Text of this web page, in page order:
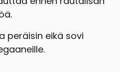
peräisin eikä sovi